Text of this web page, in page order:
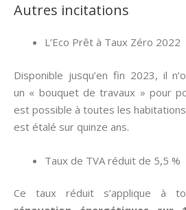
Autres incitations
L’Eco Prêt à Taux Zéro 2022
Disponible jusqu’en fin 2023, il
un « bouquet de travaux » pour
est possible à toutes les
est étalé sur quinze ans.
Taux de TVA réduit de 5,5 %
Ce taux réduit s’applique à